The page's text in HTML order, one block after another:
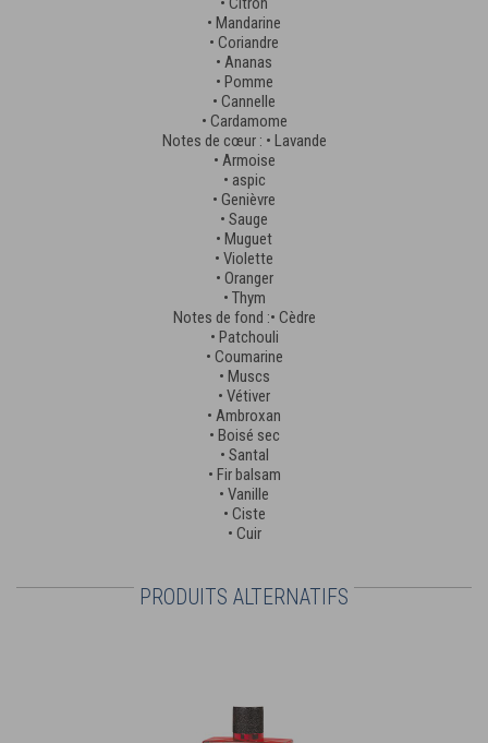
• Mandarine
• Coriandre
• Ananas
• Pomme
• Cannelle
• Cardamome
Notes de cœur : • Lavande
• Armoise
• aspic
• Genièvre
• Sauge
• Muguet
• Violette
• Oranger
• Thym
Notes de fond :• Cèdre
• Patchouli
• Coumarine
• Muscs
• Vétiver
• Ambroxan
• Boisé sec
• Santal
• Fir balsam
• Vanille
• Ciste
• Cuir
PRODUITS ALTERNATIFS